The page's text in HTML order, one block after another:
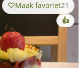
Maak favoriet21
👍